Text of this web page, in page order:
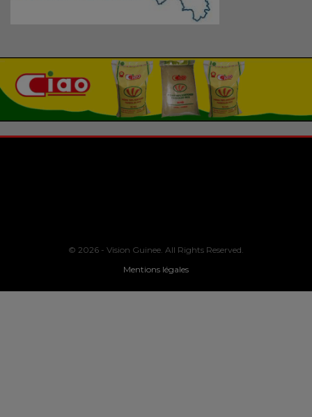
© 2026 - Vision Guinee. All Rights Reserved.
Mentions légales